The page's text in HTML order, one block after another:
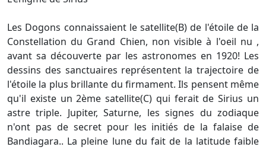
Les Dogons connaissaient le satellite(B) de l'étoile de la
Constellation du Grand Chien, non visible à l'oeil nu ,
avant sa découverte par les astronomes en 1920! Les
dessins des sanctuaires représentent la trajectoire de
l'étoile la plus brillante du firmament. Ils pensent même
qu'il existe un 2ème satellite(C) qui ferait de Sirius un
astre triple. Jupiter, Saturne, les signes du zodiaque
n'ont pas de secret pour les initiés de la falaise de
Bandiagara.. La pleine lune du fait de la latitude faible